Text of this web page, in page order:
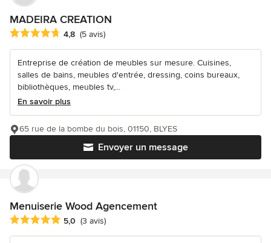
MADEIRA CREATION
Note moyenne : 4.8 étoiles sur 5
4,8 (5 avis)
Entreprise de création de meubles sur mesure. Cuisines,
salles de bains, meubles d'entrée, dressing, coins bureaux,
bibliothèques, meubles tv,...
En savoir plus
Envoyer un message
65 rue de la bombe du bois, 01150, BLYES
Menuiserie Wood Agencement
Note moyenne : 5 étoiles sur 5
5,0 (3 avis)